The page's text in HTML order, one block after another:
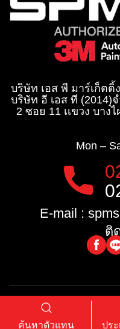
ค้นหาตัวแทน ปร
บริษัท เอส พี มาร์เก็ตติ้
บริษัท อี เอส ที (2014)
2 ซอย 11 เเขวง บาง
Mon –
E-mail :
ติ
Copyright © 2024
EST. All right reserved.